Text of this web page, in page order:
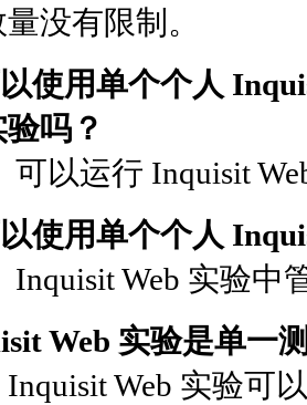
没有限制。
使用单个个人
吗？
可以运行 Inquisit
使用单个个人
Inquisit Web 实验中
Web 实验是单一
Web 实验可